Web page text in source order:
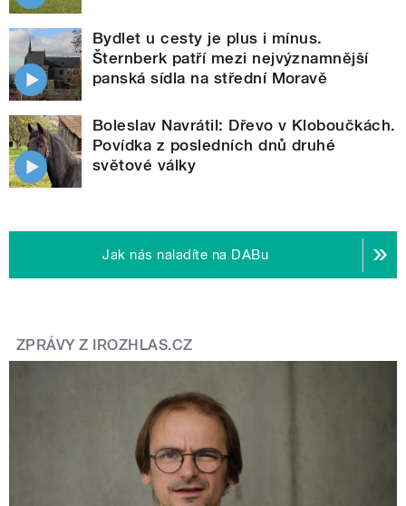
Bydlet u cesty je plus i mínus.
Šternberk patří mezi nejvýznamnější
panská sídla na střední Moravě
Boleslav Navrátil: Dřevo v Kloboučkách.
Povídka z posledních dnů druhé
světové války
Jak nás naladíte na DABu
ZPRÁVY Z IROZHLAS.CZ